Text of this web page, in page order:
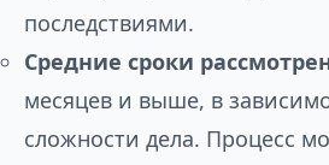
последствиями.
Средние сроки
месяцев и выше, в
сложности дела. Процесс